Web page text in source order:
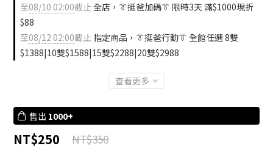
至08/10 02:00截止全店，👔挺爸加碼👔 限時3天 滿$1000現折
$88
至08/12 02:00截止 指定商品，👔挺爸行動👔 全館任選 8雙
$1388|10雙$1588|15雙$2288|20雙$2988
查看更多
售出 1000+
NT$250 NT$350